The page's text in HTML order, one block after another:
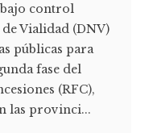
control
Vialidad (DNV)
públicas para
fase del
(RFC),
las provinci...